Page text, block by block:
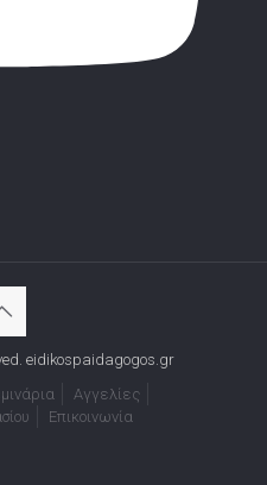
eidikospaidagogos.gr
Αγγελίες
Επικοινωνία